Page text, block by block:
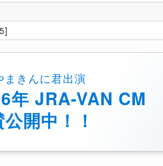
まきんに君出演
年 JRA-VAN CM
開中！！